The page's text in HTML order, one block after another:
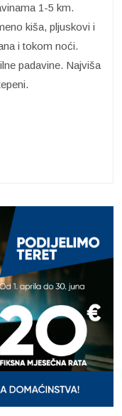
1-5 km.
kiša, pljuskovi i
i tokom noći.
padavine. Najviša